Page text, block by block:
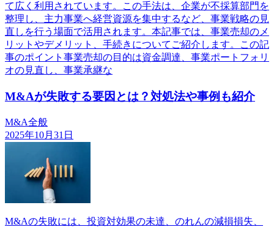
て広く利用されています。この手法は、企業が不採算部門を
整理し、主力事業へ経営資源を集中するなど、事業戦略の見
直しを行う場面で活用されます。本記事では、事業売却のメ
リットやデメリット、手続きについてご紹介します。この記
事のポイント事業売却の目的は資金調達、事業ポートフォリ
オの見直し、事業承継な
M&Aが失敗する要因とは？対処法や事例も紹介
M&A全般
2025年10月31日
M&Aの失敗には、投資対効果の未達、のれんの減損損失、